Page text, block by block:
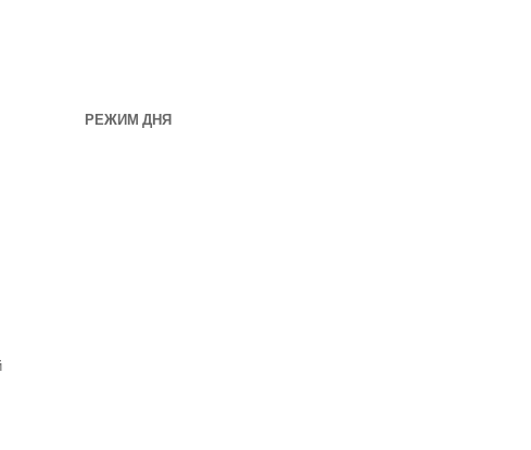
РЕЖИМ ДНЯ